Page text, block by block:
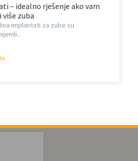
– idealno rješenje ako vam
zuba
implantati za zube su